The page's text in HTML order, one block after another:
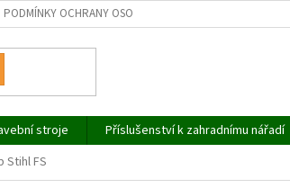
PODMÍNKY OCHRANY OSOBNÍCH ÚDAJŮ
stroje Příslušenství k zahradnímu nářadí
Stihl FS